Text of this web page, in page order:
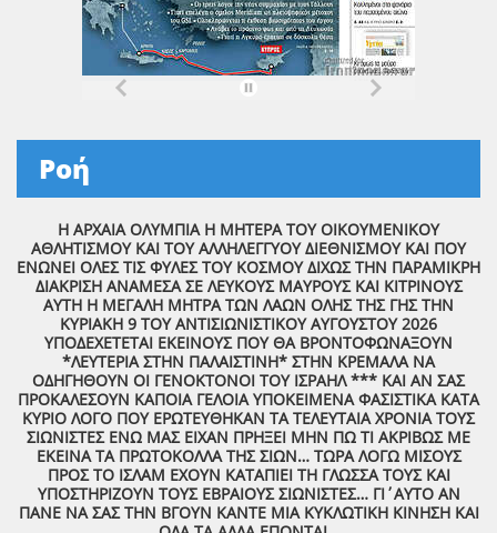
Ροή
Η ΑΡΧΑΙΑ ΟΛΥΜΠΙΑ Η ΜΗΤΕΡΑ ΤΟΥ ΟΙΚΟΥΜΕΝΙΚΟΥ
ΑΘΛΗΤΙΣΜΟΥ ΚΑΙ ΤΟΥ ΑΛΛΗΛΕΓΓΥΟΥ ΔΙΕΘΝΙΣΜΟΥ ΚΑΙ ΠΟΥ
ΕΝΩΝΕΙ ΟΛΕΣ ΤΙΣ ΦΥΛΕΣ ΤΟΥ ΚΟΣΜΟΥ ΔΙΧΩΣ ΤΗΝ ΠΑΡΑΜΙΚΡΗ
ΔΙΑΚΡΙΣΗ ΑΝΑΜΕΣΑ ΣΕ ΛΕΥΚΟΥΣ ΜΑΥΡΟΥΣ ΚΑΙ ΚΙΤΡΙΝΟΥΣ
ΑΥΤΗ Η ΜΕΓΑΛΗ ΜΗΤΡΑ ΤΩΝ ΛΑΩΝ ΟΛΗΣ ΤΗΣ ΓΗΣ ΤΗΝ
ΚΥΡΙΑΚΗ 9 ΤΟΥ ΑΝΤΙΣΙΩΝΙΣΤΙΚΟΥ ΑΥΓΟΥΣΤΟΥ 2026
ΥΠΟΔΕΧΕΤΕΤΑΙ ΕΚΕΙΝΟΥΣ ΠΟΥ ΘΑ ΒΡΟΝΤΟΦΩΝΑΞΟΥΝ
*ΛΕΥΤΕΡΙΑ ΣΤΗΝ ΠΑΛΑΙΣΤΙΝΗ* ΣΤΗΝ ΚΡΕΜΑΛΑ ΝΑ
ΟΔΗΓΗΘΟΥΝ ΟΙ ΓΕΝΟΚΤΟΝΟΙ ΤΟΥ ΙΣΡΑΗΛ *** ΚΑΙ ΑΝ ΣΑΣ
ΠΡΟΚΑΛΕΣΟΥΝ ΚΑΠΟΙΑ ΓΕΛΟΙΑ ΥΠΟΚΕΙΜΕΝΑ ΦΑΣΙΣΤΙΚΑ ΚΑΤΑ
ΚΥΡΙΟ ΛΟΓΟ ΠΟΥ ΕΡΩΤΕΥΘΗΚΑΝ ΤΑ ΤΕΛΕΥΤΑΙΑ ΧΡΟΝΙΑ ΤΟΥΣ
ΣΙΩΝΙΣΤΕΣ ΕΝΩ ΜΑΣ ΕΙΧΑΝ ΠΡΗΞΕΙ ΜΗΝ ΠΩ ΤΙ ΑΚΡΙΒΩΣ ΜΕ
ΕΚΕΙΝΑ ΤΑ ΠΡΩΤΟΚΟΛΛΑ ΤΗΣ ΣΙΩΝ… ΤΩΡΑ ΛΟΓΩ ΜΙΣΟΥΣ
ΠΡΟΣ ΤΟ ΙΣΛΑΜ ΕΧΟΥΝ ΚΑΤΑΠΙΕΙ ΤΗ ΓΛΩΣΣΑ ΤΟΥΣ ΚΑΙ
ΥΠΟΣΤΗΡΙΖΟΥΝ ΤΟΥΣ ΕΒΡΑΙΟΥΣ ΣΙΩΝΙΣΤΕΣ… ΓΙ΄ΑΥΤΟ ΑΝ
ΠΑΝΕ ΝΑ ΣΑΣ ΤΗΝ ΒΓΟΥΝ ΚΑΝΤΕ ΜΙΑ ΚΥΚΛΩΤΙΚΗ ΚΙΝΗΣΗ ΚΑΙ